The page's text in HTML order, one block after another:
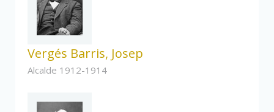
Vergés Barris, Josep
Alcalde 1912-1914